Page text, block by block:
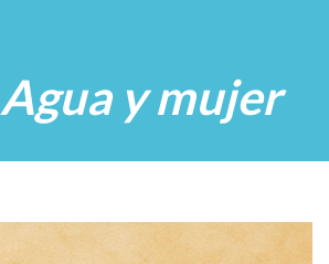
Agua y mujer